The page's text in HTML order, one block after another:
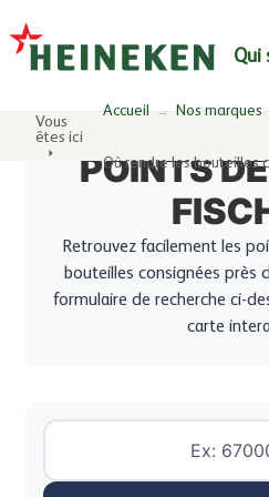
Qui
Vous
êtes ici
Accueil Nos marques
Où rendre les bouteilles
POINTS
Retrouvez facilement les
bouteilles consignées près
formulaire de recherche ci-
carte
Recherche de points de retour
Saisissez un code postal